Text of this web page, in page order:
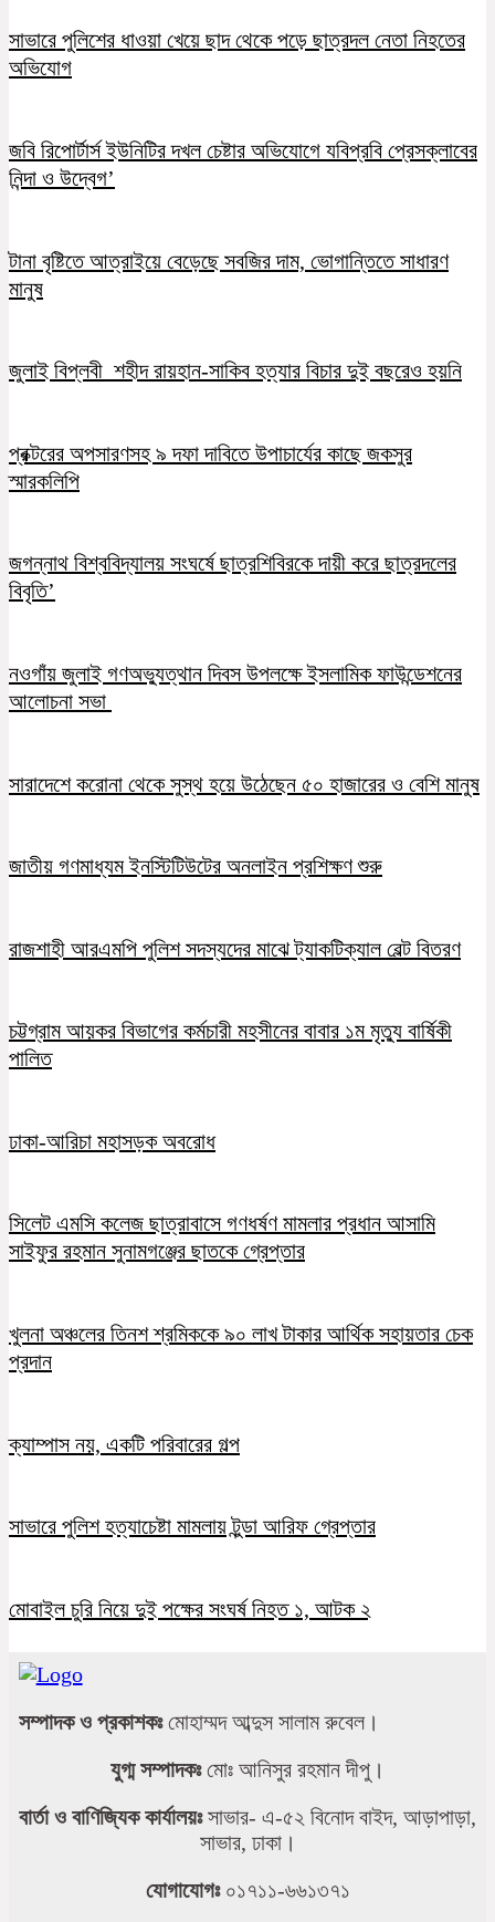
সাভারে পুলিশের ধাওয়া খেয়ে ছাদ থেকে পড়ে ছাত্রদল নেতা নিহতের
অভিযোগ
জবি রিপোর্টার্স ইউনিটির দখল চেষ্টার অভিযোগে যবিপ্রবি প্রেসক্লাবের
নিন্দা ও উদ্বেগ’
টানা বৃষ্টিতে আত্রাইয়ে বেড়েছে সবজির দাম, ভোগান্তিতে সাধারণ
মানুষ
জুলাই বিপ্লবী শহীদ রায়হান-সাকিব হত্যার বিচার দুই বছরেও হয়নি
প্রক্টরের অপসারণসহ ৯ দফা দাবিতে উপাচার্যের কাছে জকসুর
স্মারকলিপি
জগন্নাথ বিশ্ববিদ্যালয় সংঘর্ষে ছাত্রশিবিরকে দায়ী করে ছাত্রদলের
বিবৃতি’
নওগাঁয় জুলাই গণঅভ্যুত্থান দিবস উপলক্ষে ইসলামিক ফাউন্ডেশনের
আলোচনা সভা
সারাদেশে করোনা থেকে সুস্থ হয়ে উঠেছেন ৫০ হাজারের ও বেশি মানুষ
জাতীয় গণমাধ্যম ইনস্টিটিউটের অনলাইন প্রশিক্ষণ শুরু
রাজশাহী আরএমপি পুলিশ সদস্যদের মাঝে ট্যাকটিক্যাল বেল্ট বিতরণ
চট্টগ্রাম আয়কর বিভাগের কর্মচারী মহসীনের বাবার ১ম মৃত্যু বার্ষিকী
পালিত
ঢাকা-আরিচা মহাসড়ক অবরোধ
সিলেট এমসি কলেজ ছাত্রাবাসে গণধর্ষণ মামলার প্রধান আসামি
সাইফুর রহমান সুনামগঞ্জের ছাতকে গ্রেপ্তার
খুলনা অঞ্চলের তিনশ শ্রমিককে ৯০ লাখ টাকার আর্থিক সহায়তার চেক
প্রদান
ক্যাম্পাস নয়, একটি পরিবারের গল্প
সাভারে পুলিশ হত্যাচেষ্টা মামলায় টুন্ডা আরিফ গ্রেপ্তার
মোবাইল চুরি নিয়ে দুই পক্ষের সংঘর্ষ নিহত ১, আটক ২
সম্পাদক ও প্রকাশকঃমোহাম্মদ আব্দুস সালাম রুবেল।
যুগ্ম সম্পাদকঃমোঃ আনিসুর রহমান দীপু।
বার্তা ও বাণিজ্যিক কার্যালয়ঃসাভার- এ-৫২ বিনোদ বাইদ, আড়াপাড়া,
সাভার, ঢাকা।
যোগাযোগঃ০১৭১১-৬৬১৩৭১